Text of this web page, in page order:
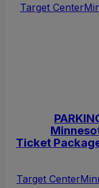
Target Center
Ticket
Target Center